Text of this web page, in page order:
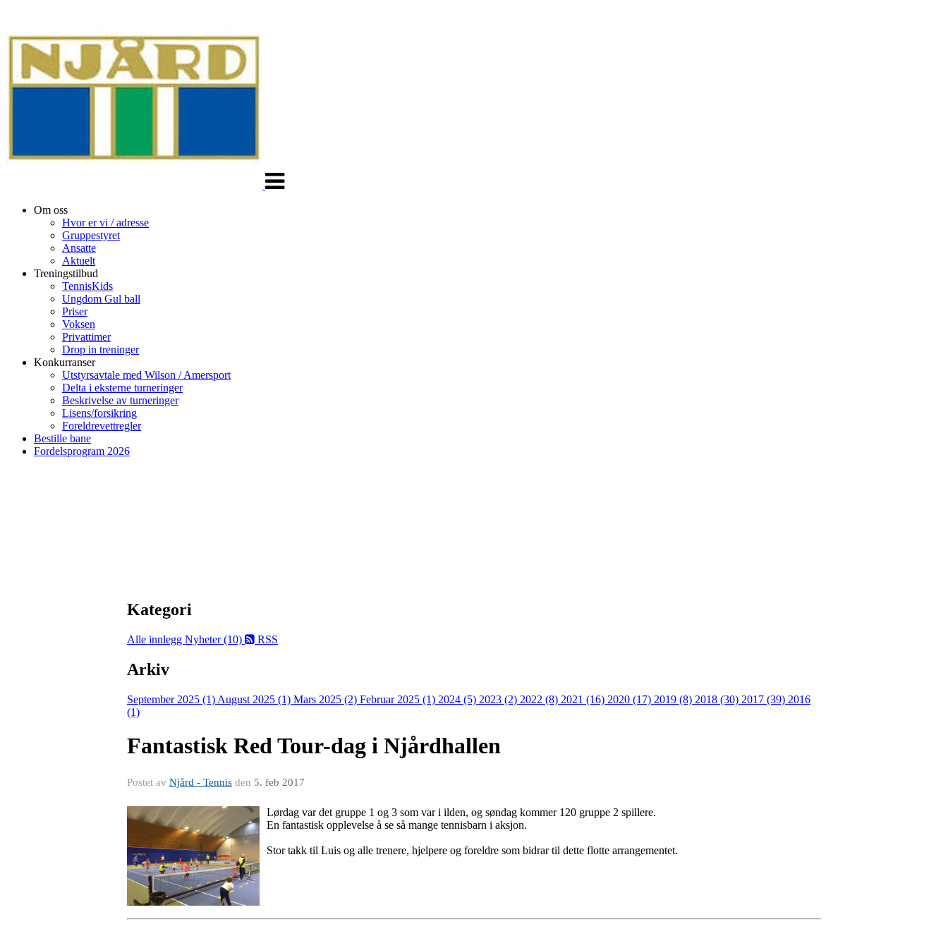
Om oss
Hvor er vi / adresse
Gruppestyret
Ansatte
Aktuelt
Treningstilbud
TennisKids
Ungdom Gul ball
Priser
Voksen
Privattimer
Drop in treninger
Konkurranser
Utstyrsavtale med Wilson / Amersport
Delta i eksterne turneringer
Beskrivelse av turneringer
Lisens/forsikring
Foreldrevettregler
Bestille bane
Fordelsprogram 2026
Kategori
Alle innlegg Nyheter (10) RSS
Arkiv
September 2025 (1) August 2025 (1) Mars 2025 (2) Februar 2025 (1) 2024 (5) 2023 (2) 2022 (8) 2021 (16) 2020 (17) 2019 (8) 2018 (30) 2017 (39) 2016
(1)
Fantastisk Red Tour-dag i Njårdhallen
Postet av Njård - Tennis den 5. feb 2017
Lørdag var det gruppe 1 og 3 som var i ilden, og søndag kommer 120 gruppe 2 spillere.
En fantastisk opplevelse å se så mange tennisbarn i aksjon.
Stor takk til Luis og alle trenere, hjelpere og foreldre som bidrar til dette flotte arrangementet.